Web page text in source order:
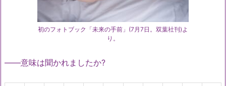
初のフォトブック「未来の手前」(7月7日。双葉社刊)よ
り。
――意味は聞かれましたか?